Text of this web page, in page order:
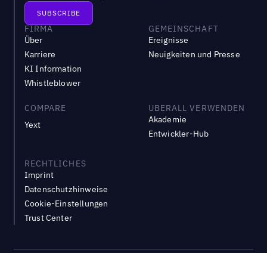
FIRMA
Über
Karriere
KI Information
Whistleblower
GEMEINSCHAFT
Ereignisse
Neuigkeiten und Presse
COMPARE
Yext
UBERALL VERWENDEN
Akademie
Entwickler-Hub
RECHTLICHES
Imprint
Datenschutzhinweise
Cookie-Einstellungen
Trust Center